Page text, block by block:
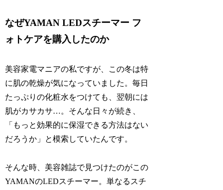
なぜYAMAN LEDスチーマー フ
ォトケアを購入したのか
美容家電マニアの私ですが、この冬は特
に肌の乾燥が気になっていました。毎日
たっぷりの化粧水をつけても、翌朝には
肌がカサカサ…。そんな日々が続き、
「もっと効果的に保湿できる方法はない
だろうか」と模索していたんです。
そんな時、美容雑誌で見つけたのがこの
YAMANのLEDスチーマー。単なるスチ